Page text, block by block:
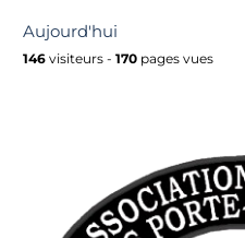
Aujourd'hui
146 visiteurs - 170 pages vues